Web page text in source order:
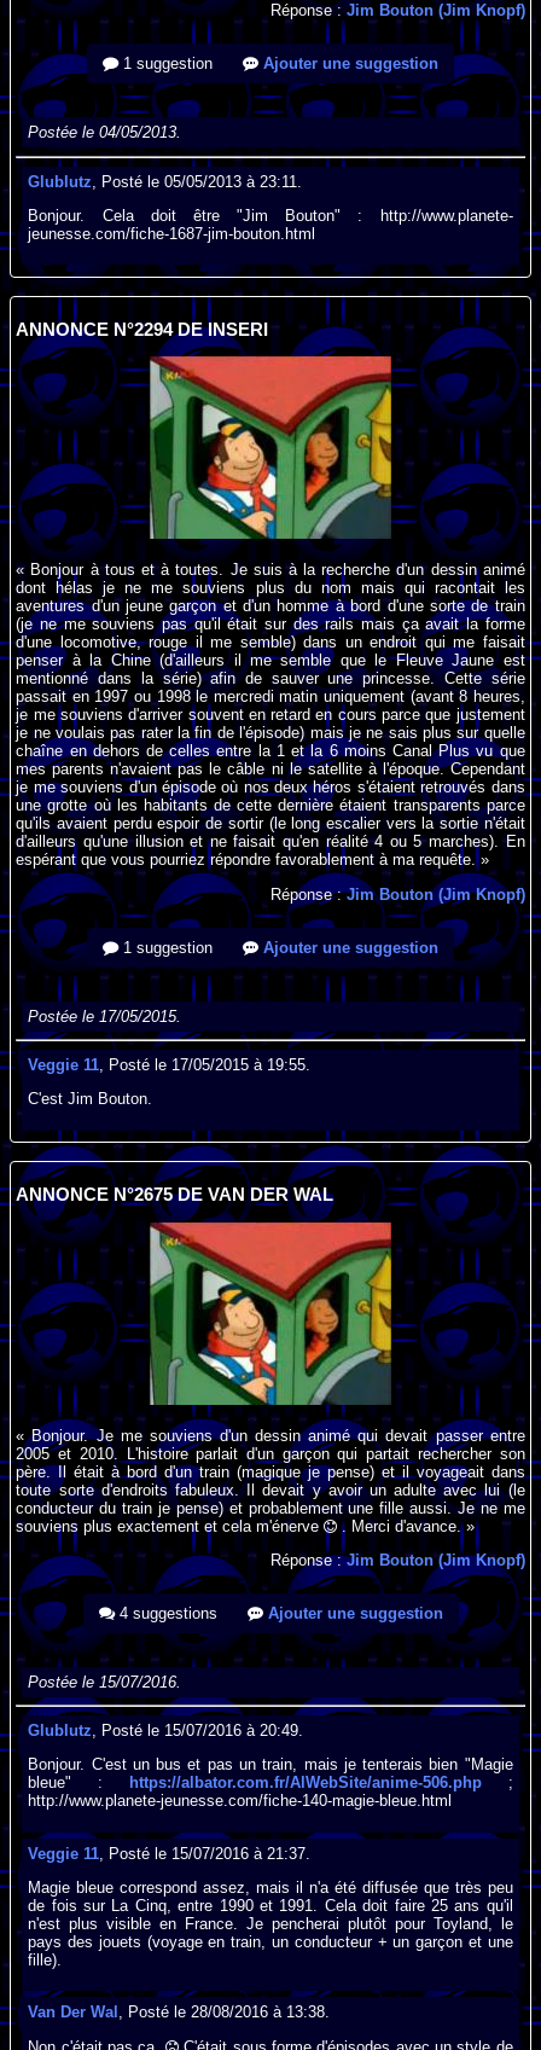
Réponse :Jim Bouton (Jim Knopf)
1 suggestion Ajouter une suggestion
Postée le 04/05/2013.
Glublutz , Posté le 05/05/2013 à 23:11.
Bonjour. Cela doit être "Jim Bouton" : http://www.planete-
jeunesse.com/fiche-1687-jim-bouton.html
ANNONCE N°2294 DE INSERI
« Bonjour à tous et à toutes. Je suis à la recherche d'un dessin animé
dont hélas je ne me souviens plus du nom mais qui racontait les
aventures d'un jeune garçon et d'un homme à bord d'une sorte de train
(je ne me souviens pas qu'il était sur des rails mais ça avait la forme
d'une locomotive, rouge il me semble) dans un endroit qui me faisait
penser à la Chine (d'ailleurs il me semble que le Fleuve Jaune est
mentionné dans la série) afin de sauver une princesse. Cette série
passait en 1997 ou 1998 le mercredi matin uniquement (avant 8 heures,
je me souviens d'arriver souvent en retard en cours parce que justement
je ne voulais pas rater la fin de l'épisode) mais je ne sais plus sur quelle
chaîne en dehors de celles entre la 1 et la 6 moins Canal Plus vu que
mes parents n'avaient pas le câble ni le satellite à l'époque. Cependant
je me souviens d'un épisode où nos deux héros s'étaient retrouvés dans
une grotte où les habitants de cette dernière étaient transparents parce
qu'ils avaient perdu espoir de sortir (le long escalier vers la sortie n'était
d'ailleurs qu'une illusion et ne faisait qu'en réalité 4 ou 5 marches). En
espérant que vous pourriez répondre favorablement à ma requête. »
Réponse :Jim Bouton (Jim Knopf)
1 suggestion Ajouter une suggestion
Postée le 17/05/2015.
Veggie 11 , Posté le 17/05/2015 à 19:55.
C'est Jim Bouton.
ANNONCE N°2675 DE VAN DER WAL
« Bonjour. Je me souviens d'un dessin animé qui devait passer entre
2005 et 2010. L'histoire parlait d'un garçon qui partait rechercher son
père. Il était à bord d'un train (magique je pense) et il voyageait dans
toute sorte d'endroits fabuleux. Il devait y avoir un adulte avec lui (le
conducteur du train je pense) et probablement une fille aussi. Je ne me
souviens plus exactement et cela m'énerve
. Merci d'avance. »
Réponse :Jim Bouton (Jim Knopf)
4 suggestions Ajouter une suggestion
Postée le 15/07/2016.
Glublutz, Posté le 15/07/2016 à 20:49.
Bonjour. C'est un bus et pas un train, mais je tenterais bien "Magie
bleue" :
https://albator.com.fr/AlWebSite/anime-506.php;
http://www.planete-jeunesse.com/fiche-140-magie-bleue.html
Veggie 11 , Posté le 15/07/2016 à 21:37.
Magie bleue correspond assez, mais il n'a été diffusée que très peu
de fois sur La Cinq, entre 1990 et 1991. Cela doit faire 25 ans qu'il
n'est plus visible en France. Je pencherai plutôt pour Toyland, le
pays des jouets (voyage en train, un conducteur + un garçon et une
fille).
Van Der Wal , Posté le 28/08/2016 à 13:38.